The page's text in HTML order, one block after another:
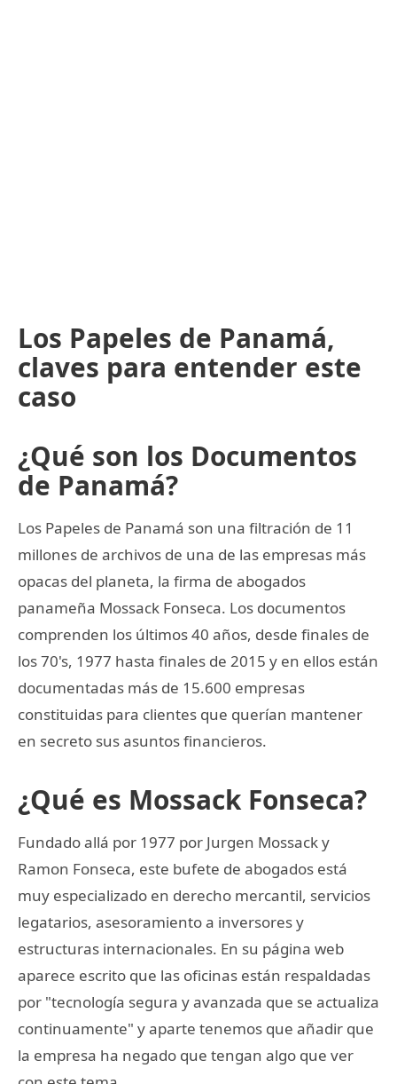
Los Papeles de Panamá,
claves para entender este
caso
¿Qué son los Documentos
de Panamá?
Los Papeles de Panamá son una filtración de 11
millones de archivos de una de las empresas más
opacas del planeta, la firma de abogados
panameña Mossack Fonseca. Los documentos
comprenden los últimos 40 años, desde finales de
los 70's, 1977 hasta finales de 2015 y en ellos están
documentadas más de 15.600 empresas
constituidas para clientes que querían mantener
en secreto sus asuntos financieros.
¿Qué es Mossack Fonseca?
Fundado allá por 1977 por Jurgen Mossack y
Ramon Fonseca, este bufete de abogados está
muy especializado en derecho mercantil, servicios
legatarios, asesoramiento a inversores y
estructuras internacionales. En su página web
aparece escrito que las oficinas están respaldadas
por "tecnología segura y avanzada que se actualiza
continuamente" y aparte tenemos que añadir que
la empresa ha negado que tengan algo que ver